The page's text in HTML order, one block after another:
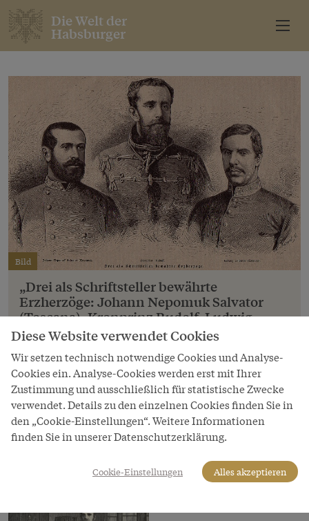
Die Welt der
Habsburger
Bild
„Drei als Schriftsteller bewährte
Erzherzöge: Johann Nepomuk Salvator
(Toscana), Kronprinz Rudolf, Ludwig
Salvator (Toscana)"
„Drei als Schriftsteller bewährte Erzherzöge:
Johann Nepomuk Salvator (Toscana), Kronprinz
Rudolf, Ludwig Salvator (Toscana)"
Copyright
Archiv Stephan Gruber
Diese Website verwendet Cookies
Wir setzen technisch notwendige Cookies und Analyse-
Cookies ein. Analyse-Cookies werden erst mit Ihrer
Zustimmung und ausschließlich für statistische Zwecke
verwendet. Details zu den einzelnen Cookies finden Sie in
den „Cookie-Einstellungen“. Weitere Informationen
finden Sie in unserer Datenschutzerklärung.
Cookie-Einstellungen Alles akzeptieren